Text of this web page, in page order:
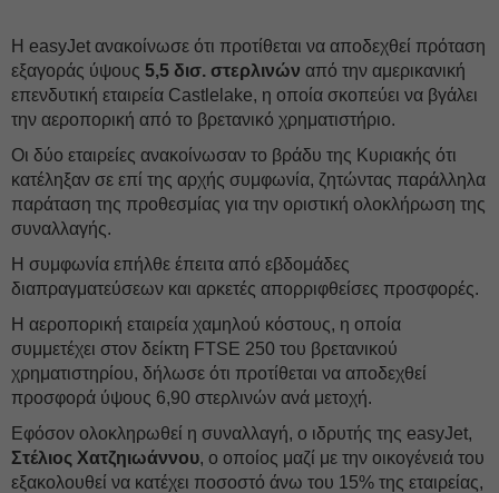
Η easyJet ανακοίνωσε ότι προτίθεται να αποδεχθεί πρόταση
εξαγοράς ύψους 5,5 δισ. στερλινών από την αμερικανική
επενδυτική εταιρεία Castlelake, η οποία σκοπεύει να βγάλει
την αεροπορική από το βρετανικό χρηματιστήριο.
Οι δύο εταιρείες ανακοίνωσαν το βράδυ της Κυριακής ότι
κατέληξαν σε επί της αρχής συμφωνία, ζητώντας παράλληλα
παράταση της προθεσμίας για την οριστική ολοκλήρωση της
συναλλαγής.
Η συμφωνία επήλθε έπειτα από εβδομάδες
διαπραγματεύσεων και αρκετές απορριφθείσες προσφορές.
Η αεροπορική εταιρεία χαμηλού κόστους, η οποία
συμμετέχει στον δείκτη FTSE 250 του βρετανικού
χρηματιστηρίου, δήλωσε ότι προτίθεται να αποδεχθεί
προσφορά ύψους 6,90 στερλινών ανά μετοχή.
Εφόσον ολοκληρωθεί η συναλλαγή, ο ιδρυτής της easyJet,
Στέλιος Χατζηιωάννου, ο οποίος μαζί με την οικογένειά του
εξακολουθεί να κατέχει ποσοστό άνω του 15% της εταιρείας,